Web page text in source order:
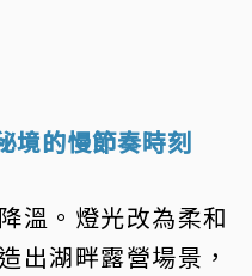
境的慢節奏時刻
溫。燈光改為柔和
出湖畔露營場景，